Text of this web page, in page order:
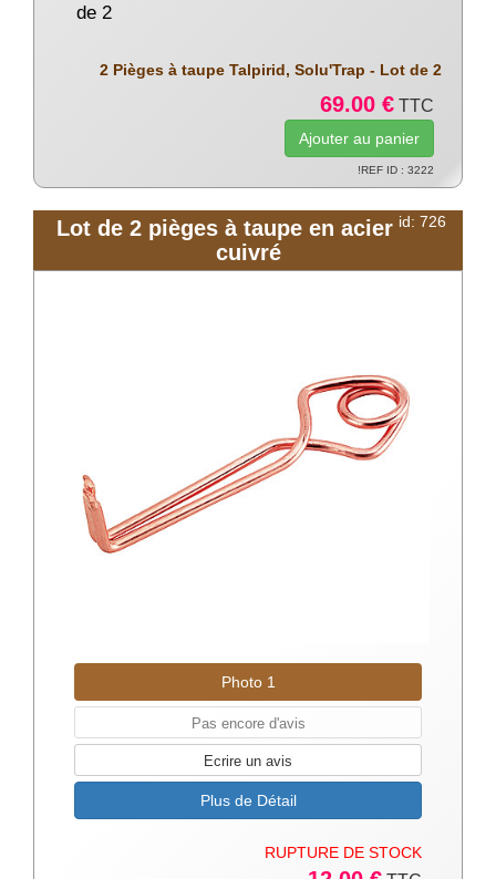
de 2
2 Pièges à taupe Talpirid, Solu'Trap - Lot de 2
69.00 € TTC
!REF ID : 3222
id: 726
Lot de 2 pièges à taupe en acier
cuivré
Photo 1
Pas encore d'avis
Ecrire un avis
Plus de Détail
RUPTURE DE STOCK